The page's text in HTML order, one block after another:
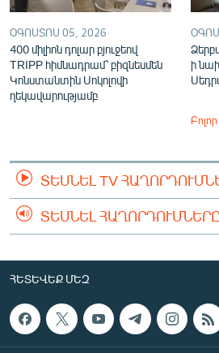
ՕԳՈՍՏՈՍ 05, 2026
400 միլիոն դոլար բյուջեով
TRIPP հիմնադրամ՝ բիզնեսմեն
Կոնստանտին Սոկոլովի
ղեկավարությամբ
ի
ՏԵՍՆԵԼ TV
ՏԵՍՆԵԼ ՀԱՂՈՐԴՈՒՄՆԵՐԸ
ՀԵՏԵՎԵՔ ՄԵԶ